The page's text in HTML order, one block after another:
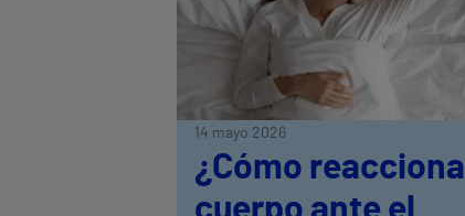
14 mayo 2026
¿Cómo